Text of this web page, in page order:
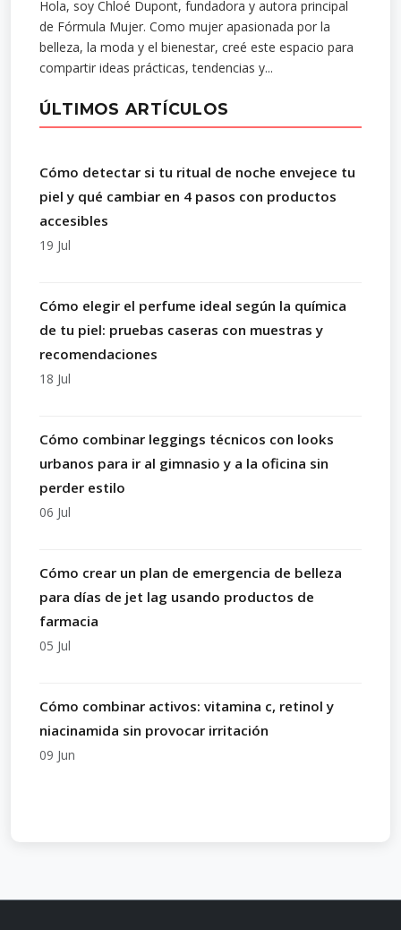
Hola, soy Chloé Dupont, fundadora y autora principal
de Fórmula Mujer. Como mujer apasionada por la
belleza, la moda y el bienestar, creé este espacio para
compartir ideas prácticas, tendencias y...
ÚLTIMOS ARTÍCULOS
Cómo detectar si tu ritual de noche envejece tu
piel y qué cambiar en 4 pasos con productos
accesibles
19 Jul
Cómo elegir el perfume ideal según la química
de tu piel: pruebas caseras con muestras y
recomendaciones
18 Jul
Cómo combinar leggings técnicos con looks
urbanos para ir al gimnasio y a la oficina sin
perder estilo
06 Jul
Cómo crear un plan de emergencia de belleza
para días de jet lag usando productos de
farmacia
05 Jul
Cómo combinar activos: vitamina c, retinol y
niacinamida sin provocar irritación
09 Jun